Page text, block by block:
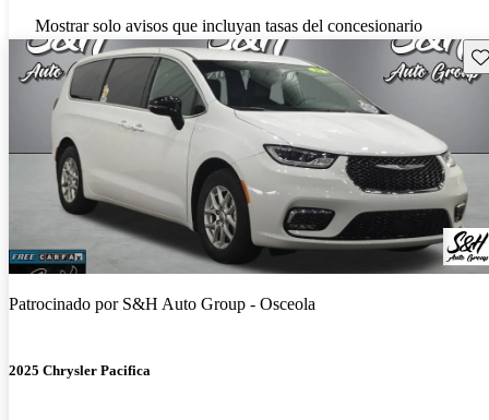
Mostrar solo avisos que incluyan tasas del concesionario
Patrocinado por S&H Auto Group - Osceola
2025 Chrysler Pacifica